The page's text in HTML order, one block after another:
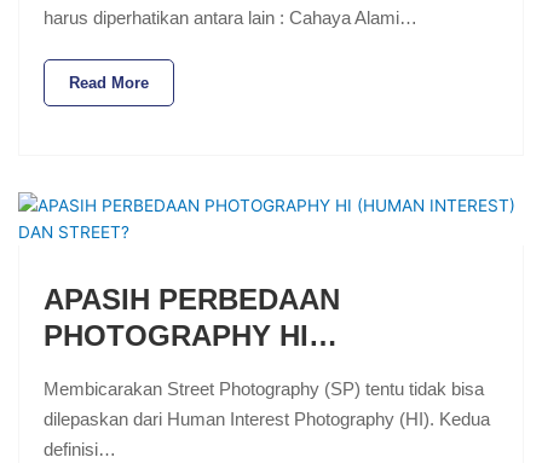
harus diperhatikan antara lain : Cahaya Alami…
Read More
APASIH PERBEDAAN
PHOTOGRAPHY HI…
Membicarakan Street Photography (SP) tentu tidak bisa
dilepaskan dari Human Interest Photography (HI). Kedua
definisi…